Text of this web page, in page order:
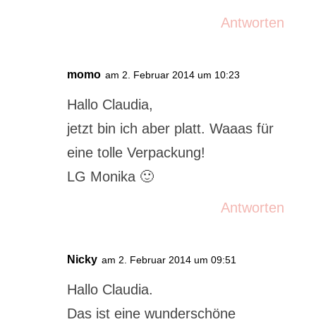
Antworten
momo am 2. Februar 2014 um 10:23
Hallo Claudia,
jetzt bin ich aber platt. Waaas für
eine tolle Verpackung!
LG Monika 🙂
Antworten
Nicky am 2. Februar 2014 um 09:51
Hallo Claudia.
Das ist eine wunderschöne